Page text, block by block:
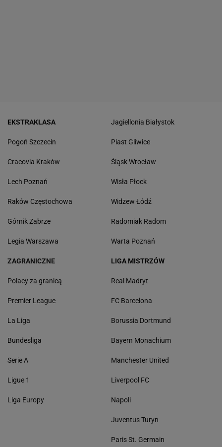
EKSTRAKLASA
Pogoń Szczecin
Cracovia Kraków
Lech Poznań
Raków Częstochowa
Górnik Zabrze
Legia Warszawa
Jagiellonia Białystok
Piast Gliwice
Śląsk Wrocław
Wisła Płock
Widzew Łódź
Radomiak Radom
Warta Poznań
ZAGRANICZNE
Polacy za granicą
Premier League
La Liga
Bundesliga
Serie A
Ligue 1
Liga Europy
LIGA MISTRZÓW
Real Madryt
FC Barcelona
Borussia Dortmund
Bayern Monachium
Manchester United
Liverpool FC
Napoli
Juventus Turyn
Paris St. Germain